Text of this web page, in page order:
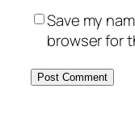
Save my
browser for